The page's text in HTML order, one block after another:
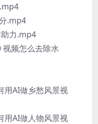
.mp4
助力.mp4
视频怎么去除水
用AI做乡愁风景视
用AI做人物风景视